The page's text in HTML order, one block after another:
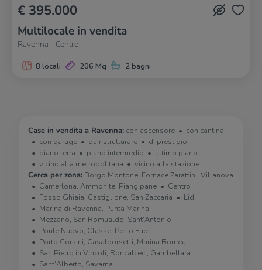
€ 395.000
Multilocale in vendita
Ravenna - Centro
8 locali 206 Mq 2 bagni
Case in vendita a Ravenna: con ascensore
con cantina
con garage
da ristrutturare
di prestigio
piano terra
piano intermedio
ultimo piano
vicino alla metropolitana
vicino alla stazione
Cerca per zona: Borgo Montone, Fornace Zarattini, Villanova
Camerlona, Ammonite, Piangipane
Centro
Fosso Ghiaia, Castiglione, San Zaccaria
Lidi
Marina di Ravenna, Punta Marina
Mezzano, San Romualdo, Sant'Antonio
Ponte Nuovo, Classe, Porto Fuori
Porto Corsini, Casalborsetti, Marina Romea
San Pietro in Vincoli, Roncalceci, Gambellara
Sant'Alberto, Savarna